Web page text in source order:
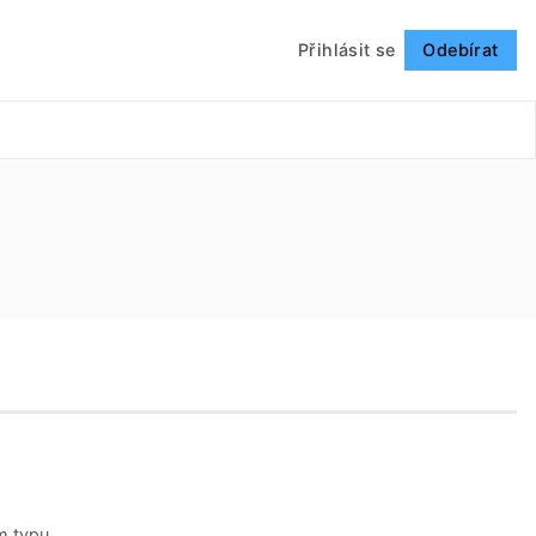
Přihlásit se Odebírat
Sledovat